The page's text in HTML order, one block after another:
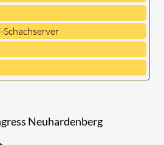
Schachserver
Neuhardenberg